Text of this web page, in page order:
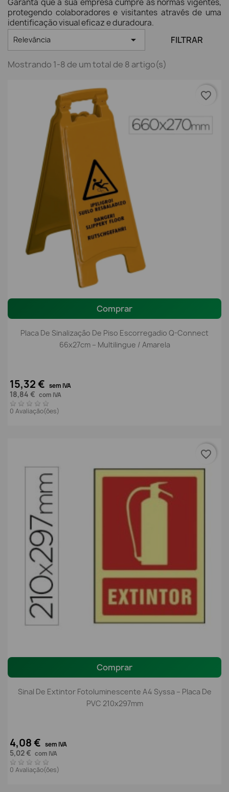
Garanta que a sua empresa cumpre as normas vigentes,
protegendo colaboradores e visitantes através de uma
identificação visual eficaz e duradoura.
Relevância  FILTRAR
Mostrando 1-8 de um total de 8 artigo(s)
Comprar
Placa De Sinalização De Piso Escorregadio Q-Connect
66x27cm – Multilingue / Amarela
15,32 € sem IVA
18,84 € com IVA
0 Avaliação(ões)
favorite_border
Comprar
Sinal De Extintor Fotoluminescente A4 Syssa – Placa De
PVC 210x297mm
4,08 € sem IVA
5,02 € com IVA
0 Avaliação(ões)
favorite_border